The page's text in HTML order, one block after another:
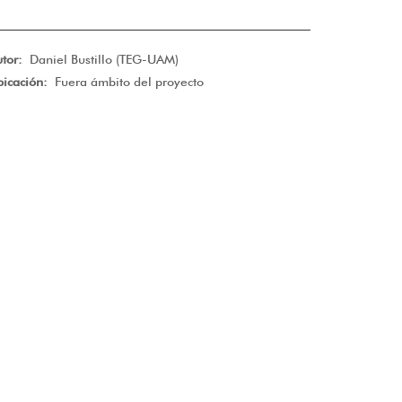
Daniel Bustillo (TEG-UAM)
Fuera ámbito del proyecto